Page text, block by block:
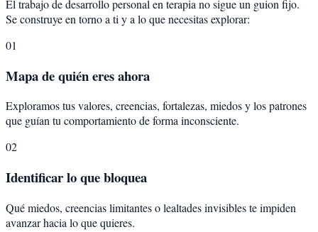
El trabajo de desarrollo personal en terapia no sigue un guion fijo.
Se construye en torno a ti y a lo que necesitas explorar:
01
Mapa de quién eres ahora
Exploramos tus valores, creencias, fortalezas, miedos y los patrones
que guían tu comportamiento de forma inconsciente.
02
Identificar lo que bloquea
Qué miedos, creencias limitantes o lealtades invisibles te impiden
avanzar hacia lo que quieres.